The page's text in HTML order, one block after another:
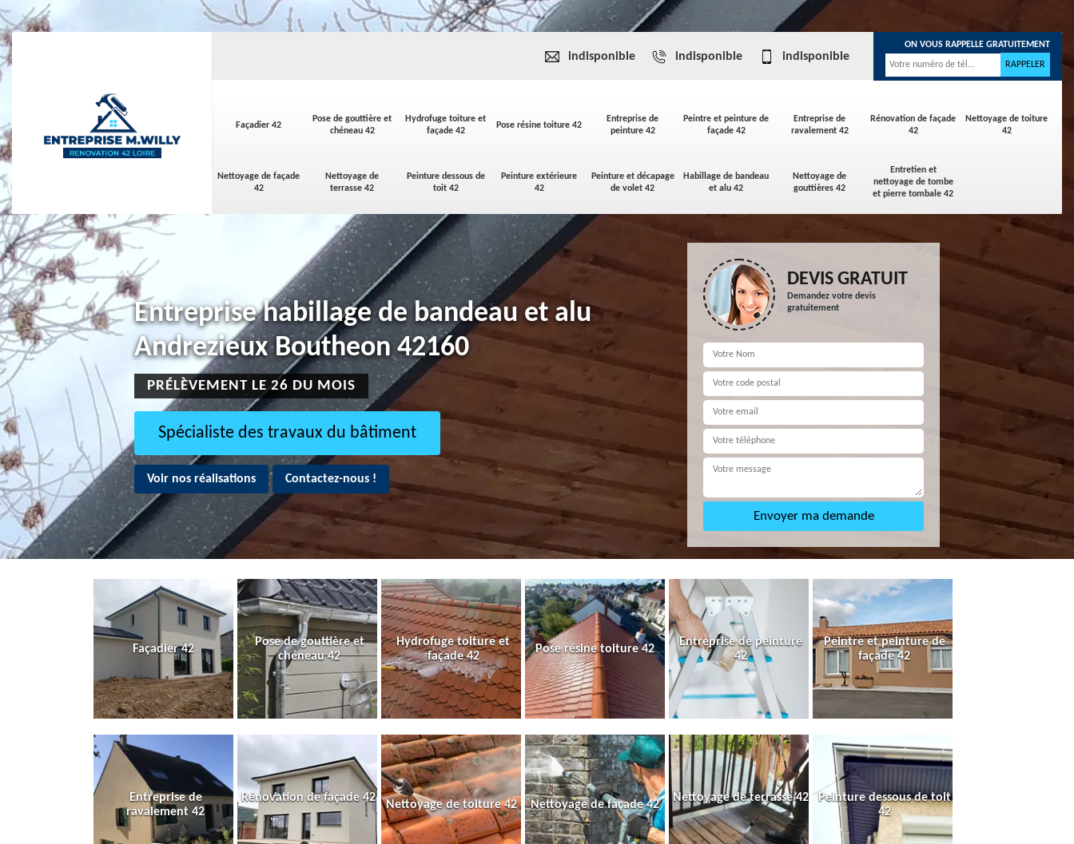
Façadier 42
Pose de gouttière et
chéneau 42
Hydrofuge toiture et
façade 42
Pose résine toiture 42
Entreprise de
peinture 42
Peintre et peinture de
façade 42
Entreprise de
ravalement 42
Rénovation de façade
42
Nettoyage de toiture
42
Nettoyage de façade
42
Nettoyage de
terrasse 42
Peinture dessous de
toit 42
Peinture extérieure
42
Peinture et décapage
de volet 42
Habillage de bandeau
et alu 42
Nettoyage de
gouttières 42
Entretien et
nettoyage de tombe
et pierre tombale 42
indisponible indisponible indisponible
ON VOUS RAPPELLE GRATUITEMENT
Entreprise habillage de bandeau et alu
Andrezieux Boutheon 42160
PRÉLÈVEMENT LE 26 DU MOIS
Spécialiste des travaux du bâtiment
Voir nos réalisations Contactez-nous !
DEVIS GRATUIT
Demandez votre devis
gratuitement
Façadier 42
Pose de gouttière et
chéneau 42
Hydrofuge toiture et
façade 42
Pose résine toiture 42
Entreprise de peinture
42
Peintre et peinture de
façade 42
Entreprise de
ravalement 42
Rénovation de façade 42
Nettoyage de toiture 42 Nettoyage de façade 42
Nettoyage de terrasse 42
Peinture dessous de toit
42